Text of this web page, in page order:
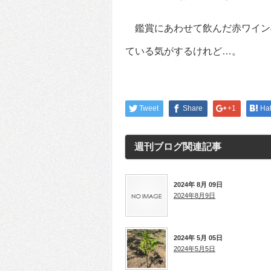
鑑賞にあわせて飲んだ赤ワイ
ている気がするけれど…。
Tweet Share +1
週刊ブログ関連記事
2024年 8月 09日
2024年8月9日
2024年 5月 05日
2024年5月5日